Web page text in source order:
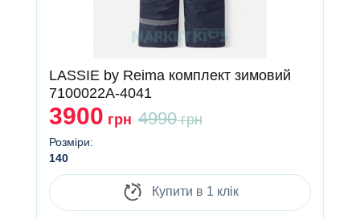
LASSIE by Reima комплект зимовий
7100022A-4041
3900 грн 4990грн
Розміри:
140
Купити в 1 клік